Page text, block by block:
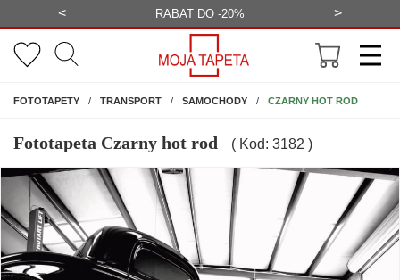
< BEZPŁATNA WIZUALIZACJA >
FOTOTAPETYNA ŚCIANĘ
TRANSPORT SAMOCHODY CZARNY HOT ROD
Fototapeta Czarny hot rod ( Kod: 3182 )